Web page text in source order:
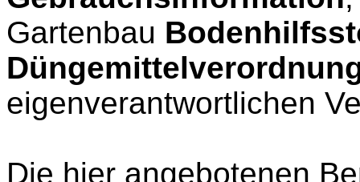
Gartenbau
eigenverantwortlichen
Die hier angebotenen